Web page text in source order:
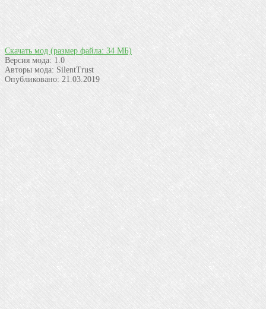
Скачать мод (размер файла: 34 МБ)
Версия мода: 1.0
Авторы мода: SilentTrust
Опубликовано: 21.03.2019